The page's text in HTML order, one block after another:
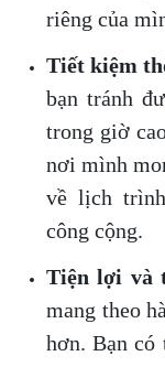
riêng của
Tiết kiệm
bạn tránh
trong giờ
nơi mình
về lịch
công cộng.
Tiện lợi và
mang theo
hơn. Bạn có